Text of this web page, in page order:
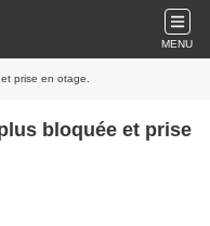
MENU
prise en otage.
bloquée et prise